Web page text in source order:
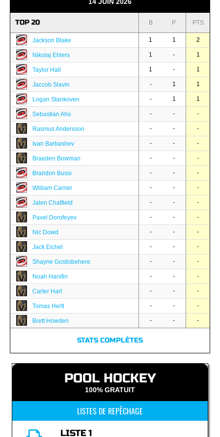
TOP 20 B P PTS
Jackson Blake 1 1 2
Nikolaj Ehlers 1 - 1
Taylor Hall 1 - 1
Jaccob Slavin - 1 1
Logan Stankoven - 1 1
Sebastian Aho - - -
Rasmus Andersson - - -
Ivan Barbashev - - -
Braeden Bowman - - -
Brandon Bussi - - -
William Carrier - - -
Jalen Chatfield - - -
Pavel Dorofeyev - - -
Nic Dowd - - -
Jack Eichel - - -
Shayne Gostisbehere - - -
Noah Hanifin - - -
Carter Hart - - -
Tomas Hertl - - -
Brett Howden - - -
STATS COMPLÈTES
POOL HOCKEY
100% GRATUIT
LISTES DE REPÊCHAGE
LISTE 1